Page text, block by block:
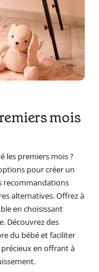
mois
les premiers mois ?
pour créer un
recommandations
alternatives. Offrez à
en choisissant
Découvrez des
du bébé et faciliter
en offrant à